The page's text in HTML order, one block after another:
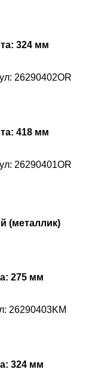
324 мм
26290402OR
418 мм
26290401OR
(металлик)
275 мм
26290403KM
324 мм